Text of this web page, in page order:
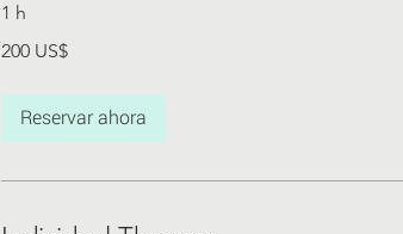
1 h
dólares
200 US$
Reservar ahora